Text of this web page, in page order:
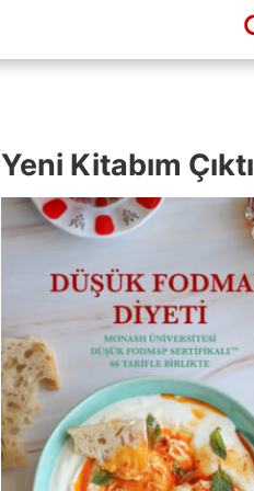
Yeni Kitabım Çıktı